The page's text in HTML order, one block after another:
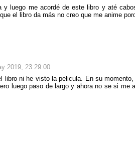
y luego me acordé de este libro y até
el libro da más no creo que me anime
2019, 23:29:00
libro ni he visto la pelicula. En su
luego paso de largo y ahora no se si me